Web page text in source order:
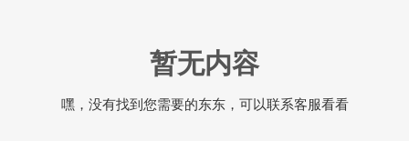
暂无内容
嘿，没有找到您需要的东东，可以联系客服看看